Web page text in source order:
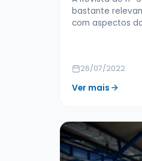
bastante
com aspectos
26/07/2022
Ver mais